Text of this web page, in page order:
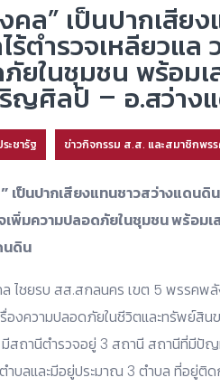
คล” เป็นปากเสีย
ร้ตำรวจเหลียวแล
ยในชุมชน พร้อม
ริญศิลป์ – อ.สว่าง
ะชารัฐ ข่าวกิจกรรม ส.ส. และสมาชิกพร
เป็นปากเสียงแทนชาวสว่างแดนดิ
เพิ่มความปลอดภัยในชุมชน พร้อม
นดิน
ไชยรบ สส.สกลนคร เขต 5 พรรคพ
องความปลอดภัยในชีวิตและทรัพย์สิน
สถานีตำรวจอยู่ 3 สถานี สถานีที่มีปั
ำบลและมีอยู่ประมาณ 3 ตำบล ที่อยู่ติ